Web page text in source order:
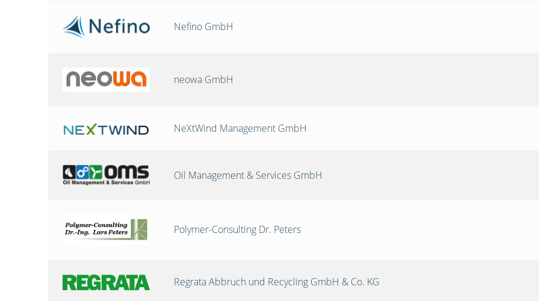
Nefino GmbH
neowa GmbH
NeXtWind Management GmbH
Oil Management & Services GmbH
Polymer-Consulting Dr. Peters
Regrata Abbruch und Recycling GmbH & Co. KG